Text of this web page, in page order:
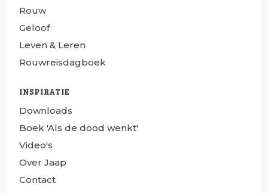
Rouw
Geloof
Leven & Leren
Rouwreisdagboek
INSPIRATIE
Downloads
Boek 'Als de dood wenkt'
Video's
Over Jaap
Contact